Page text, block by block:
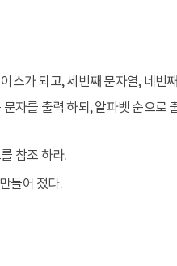
스가 되고, 세번째 문자열, 네번
자를 출력 하되, 알파벳 순으로
참조 하라.
들어 졌다.